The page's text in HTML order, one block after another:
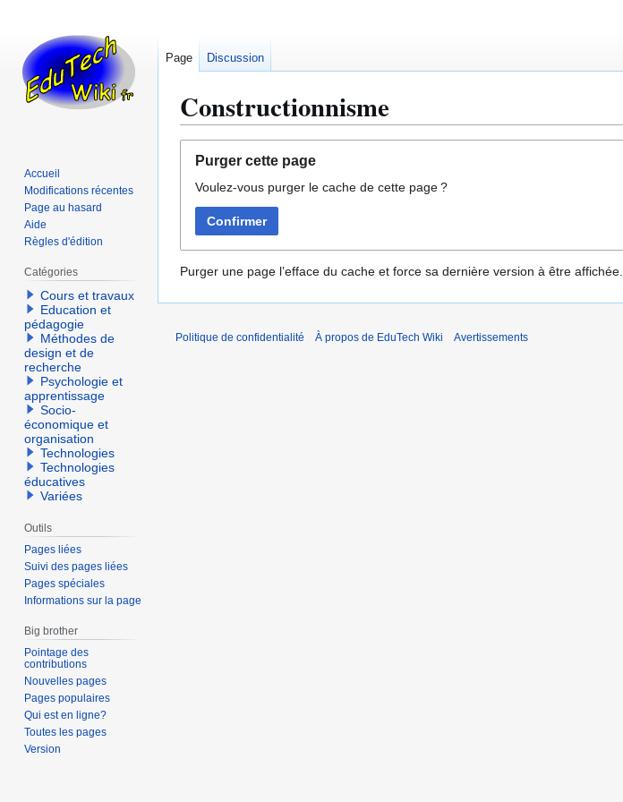
Constructionnisme
navigation
recherche
Purger cette page
Voulez-vous purger le cache de cette page ?
Confirmer
Purger une page l’efface du cache et force sa dernière version à être affichée.
Page Discussion
Accueil
Modifications récentes
Page au hasard
Aide
Règles d'édition
Catégories
Cours et travaux
Education et
pédagogie
Méthodes de
design et de
recherche
Psychologie et
apprentissage
Socio-
économique et
organisation
Technologies
Technologies
éducatives
Variées
Outils
Pages liées
Suivi des pages liées
Pages spéciales
Informations sur la page
Big brother
Pointage des
contributions
Nouvelles pages
Pages populaires
Qui est en ligne?
Toutes les pages
Version
Politique de confidentialité À propos de EduTech Wiki Avertissements